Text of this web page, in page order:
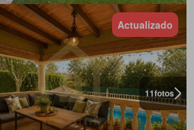
11fotos
Actualizado